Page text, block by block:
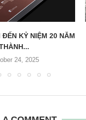
ĐẾN KỶ NIỆM 20 NĂM
24, 2025